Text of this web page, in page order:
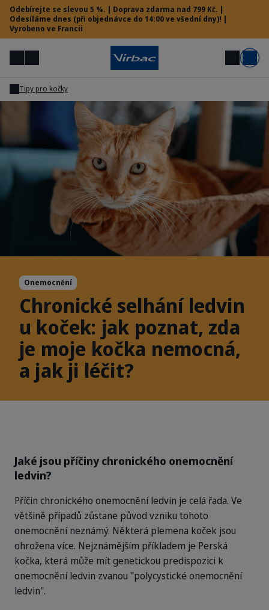
Odebírejte se slevou 5 %. | Doprava zdarma nad 799 Kč. |
Odesíláme dnes (při objednávce do 14:00 ve všední dny)! |
Vyrobeno ve Francii
MenuHledat Můj účet Košík
Potřebujete pomoc?
Tipy pro kočky
Onemocnění
Chronické selhání ledvin
u koček: jak poznat, zda
je moje kočka nemocná,
a jak ji léčit?
Jaké jsou příčiny chronického onemocnění
ledvin?
Příčin chronického onemocnění ledvin je celá řada. Ve
většině případů zůstane původ vzniku tohoto
onemocnění neznámý. Některá plemena koček jsou
ohrožena více. Nejznámějším příkladem je Perská
kočka, která může mít genetickou predispozici k
onemocnění ledvin zvanou "polycystické onemocnění
ledvin".